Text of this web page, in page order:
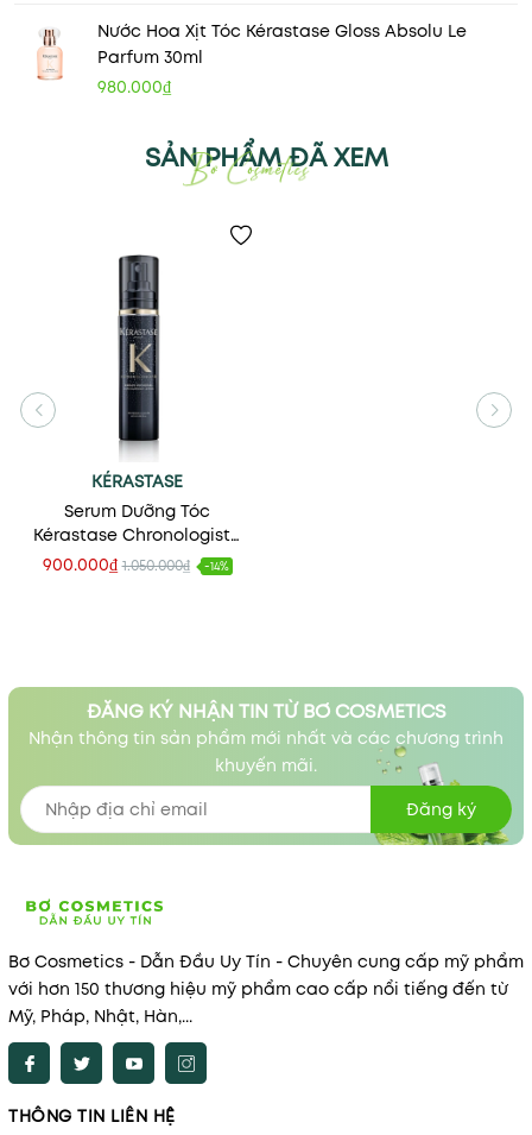
Nước Hoa Xịt Tóc Kérastase Gloss Absolu Le
Parfum 30ml
980.000₫
SẢN PHẨM ĐÃ XEM
KÉRASTASE
Serum Dưỡng Tóc
Kérastase Chronologiste
Serum Universel 40ml
900.000₫ 1.050.000₫ -14%
ĐĂNG KÝ NHẬN TIN TỪ BƠ COSMETICS
Nhận thông tin sản phẩm mới nhất và các chương trình
khuyến mãi.
Đăng ký
Bơ Cosmetics - Dẫn Đầu Uy Tín - Chuyên cung cấp mỹ phẩm
với hơn 150 thương hiệu mỹ phẩm cao cấp nổi tiếng đến từ
Mỹ, Pháp, Nhật, Hàn,...
THÔNG TIN LIÊN HỆ